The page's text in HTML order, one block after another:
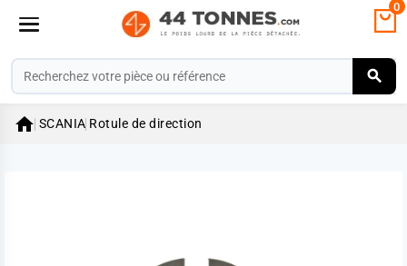
0
 SCANIA Rotule de direction